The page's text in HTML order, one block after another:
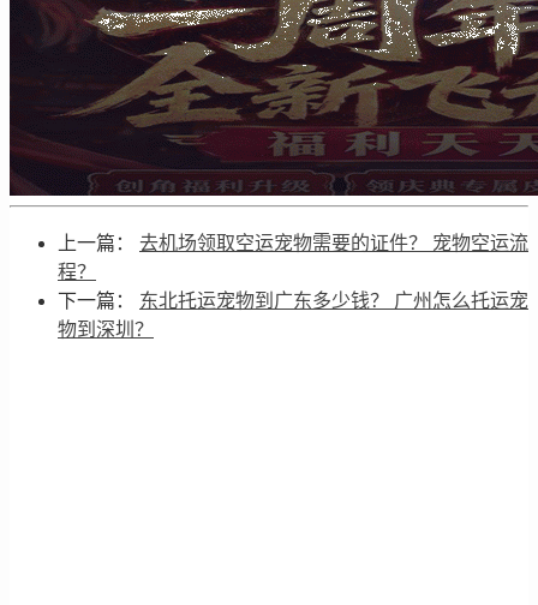
上一篇： 去机场领取空运宠物需要的证件？ 宠物空运流
程？
下一篇： 东北托运宠物到广东多少钱？ 广州怎么托运宠
物到深圳？